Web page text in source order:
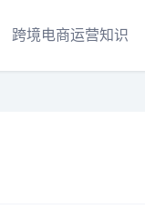
跨境电商运营知识